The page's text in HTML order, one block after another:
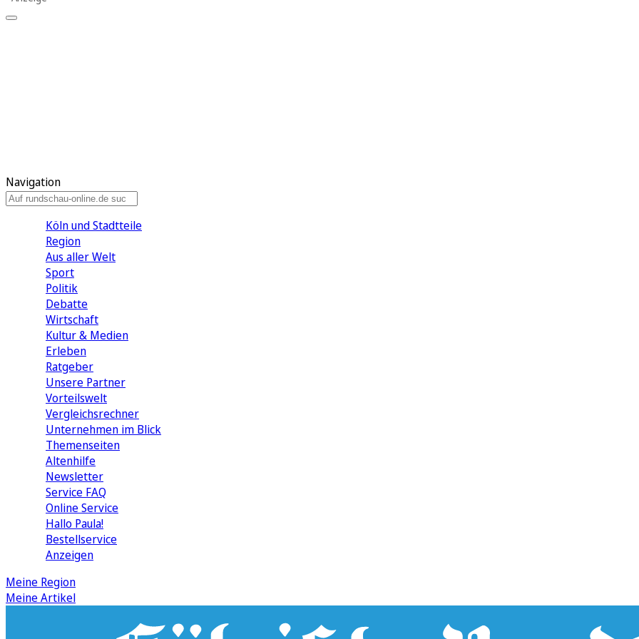
Navigation
Köln und Stadtteile
Region
Aus aller Welt
Sport
Politik
Debatte
Wirtschaft
Kultur & Medien
Erleben
Ratgeber
Unsere Partner
Vorteilswelt
Vergleichsrechner
Unternehmen im Blick
Themenseiten
Altenhilfe
Newsletter
Service FAQ
Online Service
Hallo Paula!
Bestellservice
Anzeigen
Meine Region
Meine Artikel